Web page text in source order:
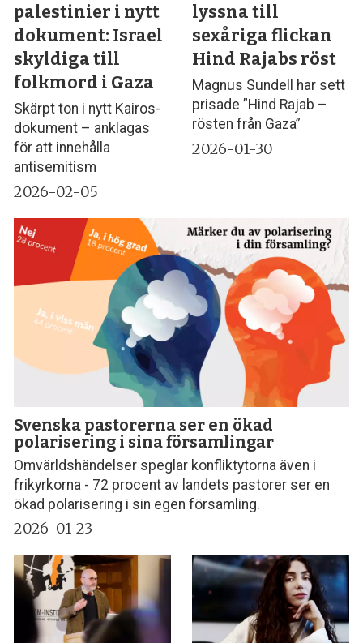
palestinier i nytt
dokument: Israel
skyldiga till
folkmord i Gaza
Skärpt ton i nytt Kairos-
dokument – anklagas
för att innehålla
antisemitism
2026-02-05
lyssna till
sexåriga flickan
Hind Rajabs röst
Magnus Sundell har sett
prisade ”Hind Rajab –
rösten från Gaza”
2026-01-30
Svenska pastorerna ser en ökad
polarisering i sina församlingar
Omvärldshändelser speglar konfliktytorna även i
frikyrkorna - 72 procent av landets pastorer ser en
ökad polarisering i sin egen församling.
2026-01-23